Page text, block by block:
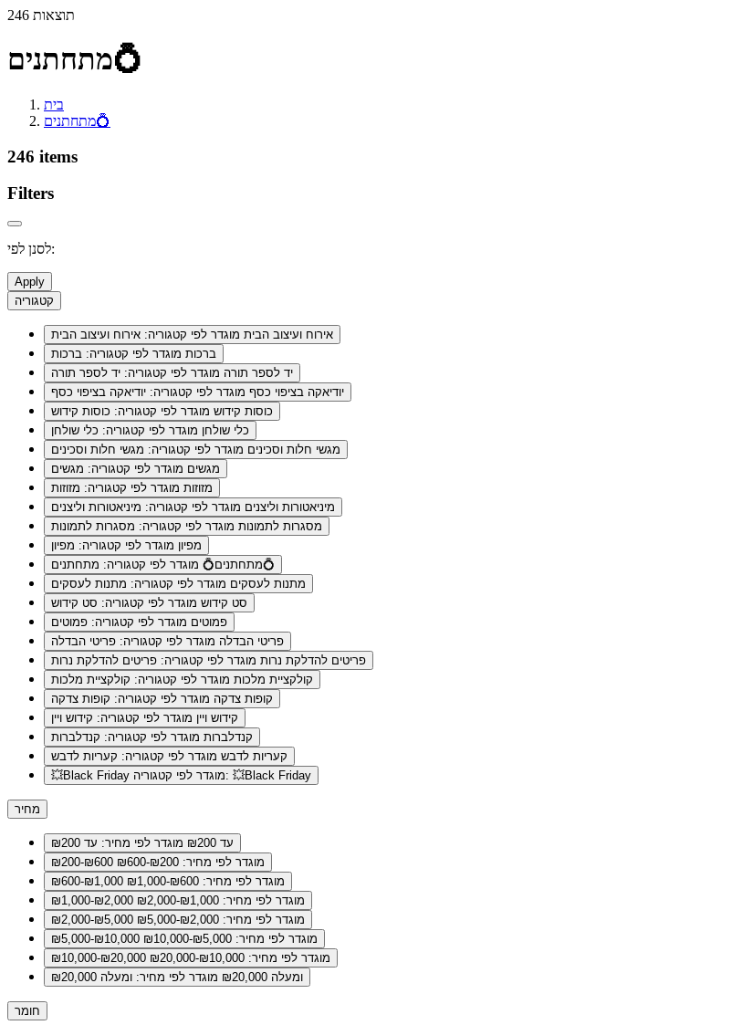
246 תוצאות
מתחתנים💍
בית
מתחתנים💍
246 items
Filters
לסנן לפי:
Apply
קטגוריה
אירוח ועיצוב הבית מוגדר לפי קטגוריה: אירוח ועיצוב הבית
ברכות מוגדר לפי קטגוריה: ברכות
יד לספר תורה מוגדר לפי קטגוריה: יד לספר תורה
יודיאקה בציפוי כסף מוגדר לפי קטגוריה: יודיאקה בציפוי כסף
כוסות קידוש מוגדר לפי קטגוריה: כוסות קידוש
כלי שולחן מוגדר לפי קטגוריה: כלי שולחן
מגשי חלות וסכינים מוגדר לפי קטגוריה: מגשי חלות וסכינים
מגשים מוגדר לפי קטגוריה: מגשים
מזוזות מוגדר לפי קטגוריה: מזוזות
מיניאטורות וליצנים מוגדר לפי קטגוריה: מיניאטורות וליצנים
מסגרות לתמונות מוגדר לפי קטגוריה: מסגרות לתמונות
מפיון מוגדר לפי קטגוריה: מפיון
מתחתנים💍מוגדר לפי קטגוריה: מתחתנים💍
מתנות לעסקים מוגדר לפי קטגוריה: מתנות לעסקים
סט קידוש מוגדר לפי קטגוריה: סט קידוש
פמוטים מוגדר לפי קטגוריה: פמוטים
פריטי הבדלה מוגדר לפי קטגוריה: פריטי הבדלה
פריטים להדלקת נרות מוגדר לפי קטגוריה: פריטים להדלקת נרות
קולקציית מלכות מוגדר לפי קטגוריה: קולקציית מלכות
קופות צדקה מוגדר לפי קטגוריה: קופות צדקה
קידוש ויין מוגדר לפי קטגוריה: קידוש ויין
קנדלברות מוגדר לפי קטגוריה: קנדלברות
קעריות לדבש מוגדר לפי קטגוריה: קעריות לדבש
💥Black Friday
מוגדר לפי קטגוריה: 💥Black Friday
מחיר
עד ₪200
מוגדר לפי מחיר: עד ₪200
₪200-₪600
מוגדר לפי מחיר: ₪200-₪600
₪600-₪1,000
מוגדר לפי מחיר: ₪600-₪1,000
₪1,000-₪2,000
מוגדר לפי מחיר: ₪1,000-₪2,000
₪2,000-₪5,000
מוגדר לפי מחיר: ₪2,000-₪5,000
₪5,000-₪10,000
מוגדר לפי מחיר: ₪5,000-₪10,000
₪10,000-₪20,000
מוגדר לפי מחיר: ₪10,000-₪20,000
ומעלה ₪20,000
מוגדר לפי מחיר: ומעלה ₪20,000
חומר